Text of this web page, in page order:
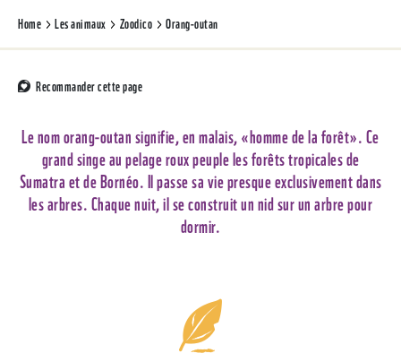
Home Les animaux Zoodico Orang-outan
Recommander cette page
Le nom orang-outan signifie, en malais, «homme de la forêt». Ce
grand singe au pelage roux peuple les forêts tropicales de
Sumatra et de Bornéo. Il passe sa vie presque exclusivement dans
les arbres. Chaque nuit, il se construit un nid sur un arbre pour
dormir.